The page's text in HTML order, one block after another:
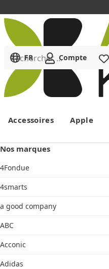
Menu
Rechercher ...
FR Compte
Accessoires Apple
Nos marques
4Fondue
4smarts
a good company
ABC
Acconic
Adidas